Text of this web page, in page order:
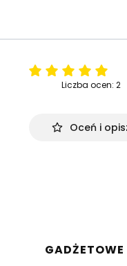
Liczba ocen: 2
Oceń i